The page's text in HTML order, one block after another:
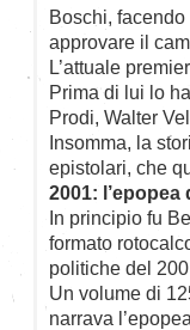
Boschi,
approvare il
L’attuale
Prima di lui lo
Prodi, Walter
Insomma, la
epistolari, che
2001: l’epopea
In principio fu
formato
politiche del
Un volume di
narrava